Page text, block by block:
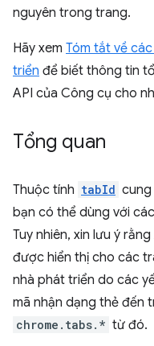
nguyên trong trang.
Hãy xem Tóm tắt về
triển để biết thông tin
API của Công cụ cho
Tổng quan
Thuộc tính tabId cung
bạn có thể dùng với
Tuy nhiên, xin lưu ý rằng
được hiển thị cho các
nhà phát triển do các
mã nhận dạng thẻ đến
chrome.tabs.* từ đó.